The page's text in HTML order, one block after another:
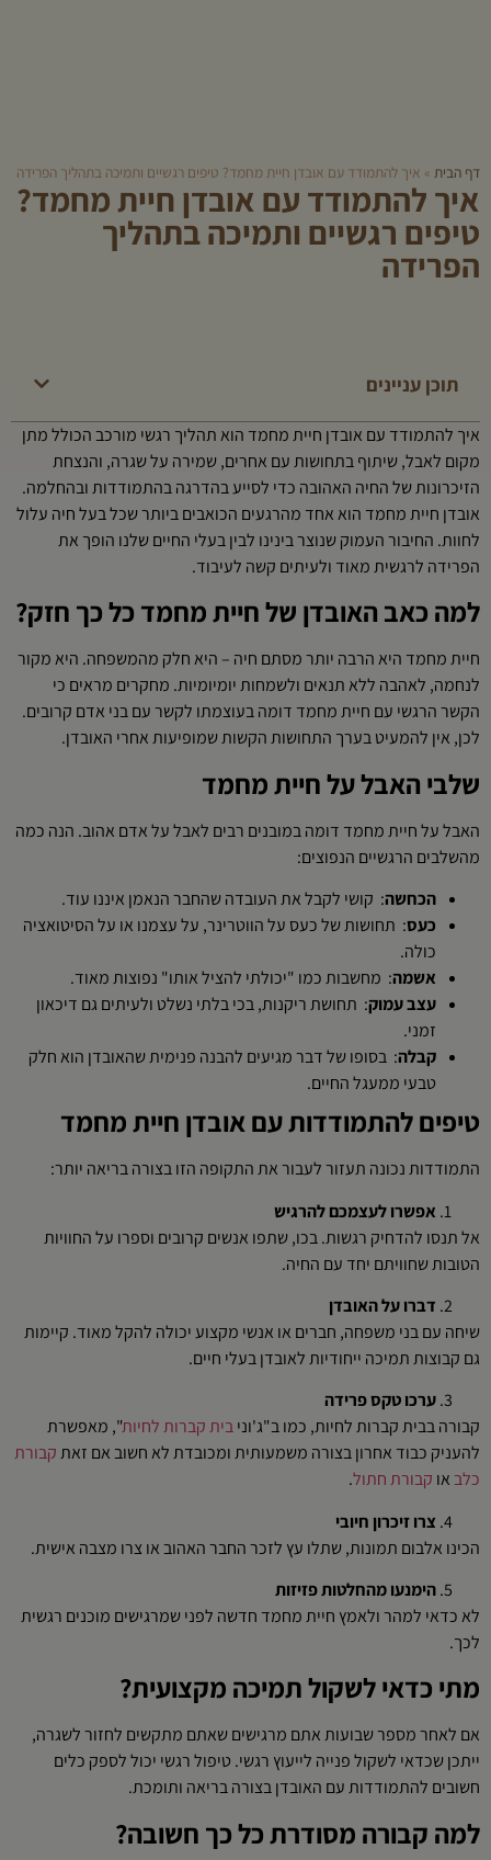
דף הבית » איך להתמודד עם אובדן חיית מחמד? טיפים רגשיים ותמיכה בתהליך הפרידה
איך להתמודד עם אובדן חיית מחמד?
טיפים רגשיים ותמיכה בתהליך
הפרידה
תוכן עניינים
איך להתמודד עם אובדן חיית מחמד הוא תהליך רגשי מורכב הכולל מתן
מקום לאבל, שיתוף בתחושות עם אחרים, שמירה על שגרה, והנצחת
הזיכרונות של החיה האהובה כדי לסייע בהדרגה בהתמודדות ובהחלמה.
אובדן חיית מחמד הוא אחד מהרגעים הכואבים ביותר שכל בעל חיה עלול
לחוות. החיבור העמוק שנוצר בינינו לבין בעלי החיים שלנו הופך את
הפרידה לרגשית מאוד ולעיתים קשה לעיבוד.
למה כאב האובדן של חיית מחמד כל כך חזק?
חיית מחמד היא הרבה יותר מסתם חיה – היא חלק מהמשפחה. היא מקור
לנחמה, לאהבה ללא תנאים ולשמחות יומיומיות. מחקרים מראים כי
הקשר הרגשי עם חיית מחמד דומה בעוצמתו לקשר עם בני אדם קרובים.
לכן, אין להמעיט בערך התחושות הקשות שמופיעות אחרי האובדן.
שלבי האבל על חיית מחמד
האבל על חיית מחמד דומה במובנים רבים לאבל על אדם אהוב. הנה כמה
מהשלבים הרגשיים הנפוצים:
הכחשה: קושי לקבל את העובדה שהחבר הנאמן איננו עוד.
כעס: תחושות של כעס על הווטרינר, על עצמנו או על הסיטואציה
כולה.
אשמה: מחשבות כמו "יכולתי להציל אותו" נפוצות מאוד.
עצב עמוק: תחושת ריקנות, בכי בלתי נשלט ולעיתים גם דיכאון
זמני.
קבלה: בסופו של דבר מגיעים להבנה פנימית שהאובדן הוא חלק
טבעי ממעגל החיים.
טיפים להתמודדות עם אובדן חיית מחמד
התמודדות נכונה תעזור לעבור את התקופה הזו בצורה בריאה יותר:
אפשרו לעצמכם להרגיש
אל תנסו להדחיק רגשות. בכו, שתפו אנשים קרובים וספרו על החוויות
הטובות שחוויתם יחד עם החיה.
דברו על האובדן
שיחה עם בני משפחה, חברים או אנשי מקצוע יכולה להקל מאוד. קיימות
גם קבוצות תמיכה ייחודיות לאובדן בעלי חיים.
ערכו טקס פרידה
קבורה בבית קברות לחיות, כמו ב"ג'וניבית קברות לחיות", מאפשרת
להעניק כבוד אחרון בצורה משמעותית ומכובדת לא חשוב אם זאתקבורת
כלב או קבורת חתול.
צרו זיכרון חיובי
הכינו אלבום תמונות, שתלו עץ לזכר החבר האהוב או צרו מצבה אישית.
הימנעו מהחלטות פזיזות
לא כדאי למהר ולאמץ חיית מחמד חדשה לפני שמרגישים מוכנים רגשית
לכך.
מתי כדאי לשקול תמיכה מקצועית?
אם לאחר מספר שבועות אתם מרגישים שאתם מתקשים לחזור לשגרה,
ייתכן שכדאי לשקול פנייה לייעוץ רגשי. טיפול רגשי יכול לספק כלים
חשובים להתמודדות עם האובדן בצורה בריאה ותומכת.
למה קבורה מסודרת כל כך חשובה?